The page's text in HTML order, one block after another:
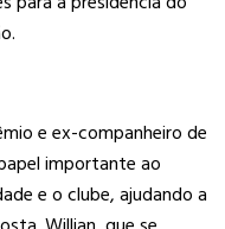
e ex-companheiro de
importante ao
e o clube, ajudando a